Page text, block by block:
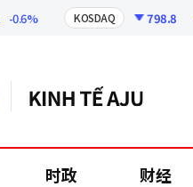
KOSDAQ 798.8
时政 财经